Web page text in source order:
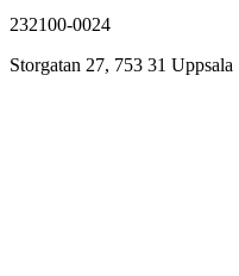
232100-0024
Storgatan 27, 753 31 Uppsala